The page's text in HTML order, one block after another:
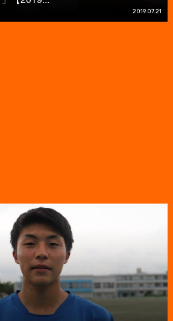
2019.07.21